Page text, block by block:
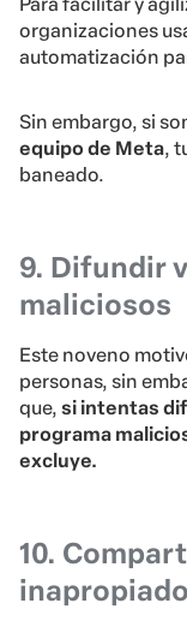
Para facilitar y
organizaciones
automatización
Sin embargo, si
equipo de Meta,
baneado.
9. Difundir
maliciosos
Este noveno
personas, sin
que, si intentas
programa
excluye.
10.
inapropiado